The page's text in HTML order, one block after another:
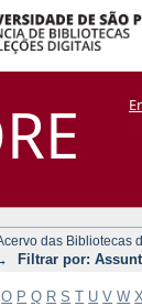
+
das Bibliotecas
Filtrar por:
O P Q R S T U V W X